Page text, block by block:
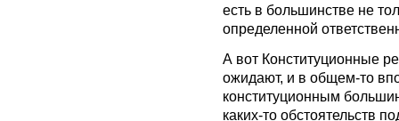
есть в большинстве не
определенной
А вот Конституционные
ожидают, и в общем-то
конституционным
каких-то обстоятельств